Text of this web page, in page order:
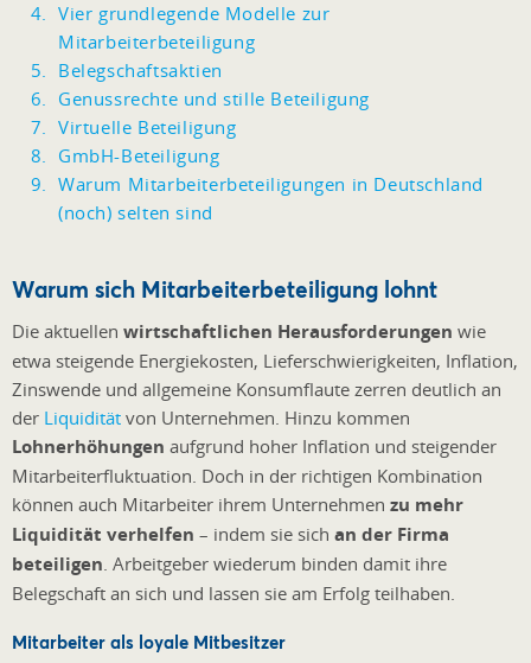
Vier grundlegende Modelle zur
Mitarbeiterbeteiligung
Belegschaftsaktien
Genussrechte und stille Beteiligung
Virtuelle Beteiligung
GmbH-Beteiligung
Warum Mitarbeiterbeteiligungen in Deutschland
(noch) selten sind
Warum sich Mitarbeiterbeteiligung lohnt
Die aktuellen wirtschaftlichen Herausforderungen wie
etwa steigende Energiekosten, Lieferschwierigkeiten, Inflation,
Zinswende und allgemeine Konsumflaute zerren deutlich an
der Liquidität von Unternehmen. Hinzu kommen
Lohnerhöhungen aufgrund hoher Inflation und steigender
Mitarbeiterfluktuation. Doch in der richtigen Kombination
können auch Mitarbeiter ihrem Unternehmen zu mehr
Liquidität verhelfen – indem sie sich an der Firma
beteiligen. Arbeitgeber wiederum binden damit ihre
Belegschaft an sich und lassen sie am Erfolg teilhaben.
Mitarbeiter als loyale Mitbesitzer